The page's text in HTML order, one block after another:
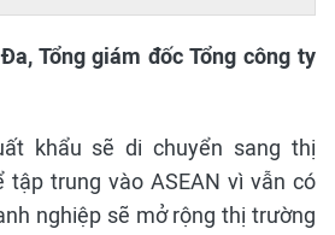
Tổng giám đốc Tổng công ty
khẩu sẽ di chuyển sang thị
tập trung vào ASEAN vì vẫn có
nghiệp sẽ mở rộng thị trường